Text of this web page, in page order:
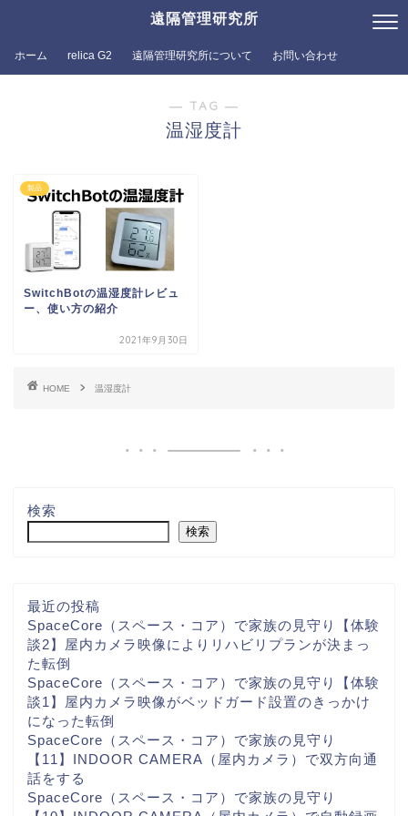
遠隔管理研究所
ホーム relica G2 遠隔管理研究所について お問い合わせ
― TAG ―
温湿度計
製品
SwitchBotの温湿度計レビュ
ー、使い方の紹介
2021年9月30日
HOME 温湿度計
検索
検索
最近の投稿
SpaceCore（スペース・コア）で家族の見守り【体験
談2】屋内カメラ映像によりリハビリプランが決まっ
た転倒
SpaceCore（スペース・コア）で家族の見守り【体験
談1】屋内カメラ映像がベッドガード設置のきっかけ
になった転倒
SpaceCore（スペース・コア）で家族の見守り
【11】INDOOR CAMERA（屋内カメラ）で双方向通
話をする
SpaceCore（スペース・コア）で家族の見守り